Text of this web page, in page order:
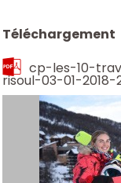
Téléchargement
cp-les-10-
risoul-03-01-2018-